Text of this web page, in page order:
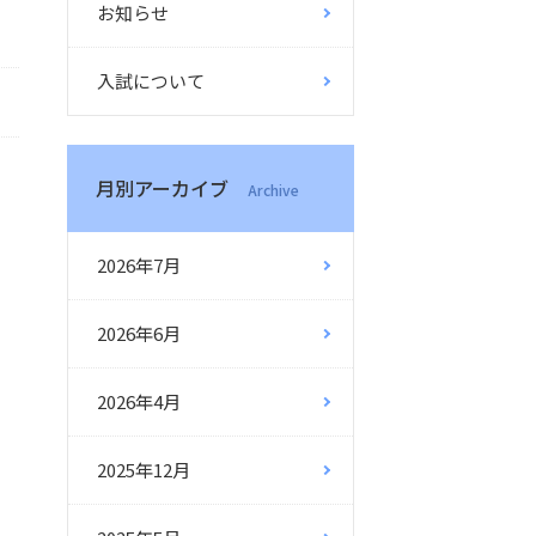
お知らせ
入試について
月別アーカイブ Archive
2026年7月
2026年6月
2026年4月
2025年12月